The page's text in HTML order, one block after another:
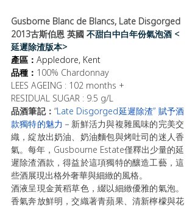
Gusborne Blanc de Blancs, Late Disgorged
2013古斯伯恩 英國 不甜白中白年份氣泡酒 <
延遲除渣版本>
產區： Appledore, Kent
品種： 100% Chardonnay
LEES AGEING : 102 months +
RESIDUAL SUGAR : 9.5 g/L
品酒筆記：“Late Disgorged延遲除渣” 賦予酒
款獨特的魅力 －新鮮活力與複雜風味的完美交
織，綻放出奶油、奶油麵包與烤吐司的迷人香
氣。每年，Gusbourne Estate僅釋出少量的延
遲除渣酒款，得益於這項獨特的釀造工藝，這
些酒展現出格外奢華與細緻的風格。
酒液呈現金黃稻草色，綴以細緻優雅的氣泡。
香氣奔放鮮明，交織著青蘋果、清新檸檬與花